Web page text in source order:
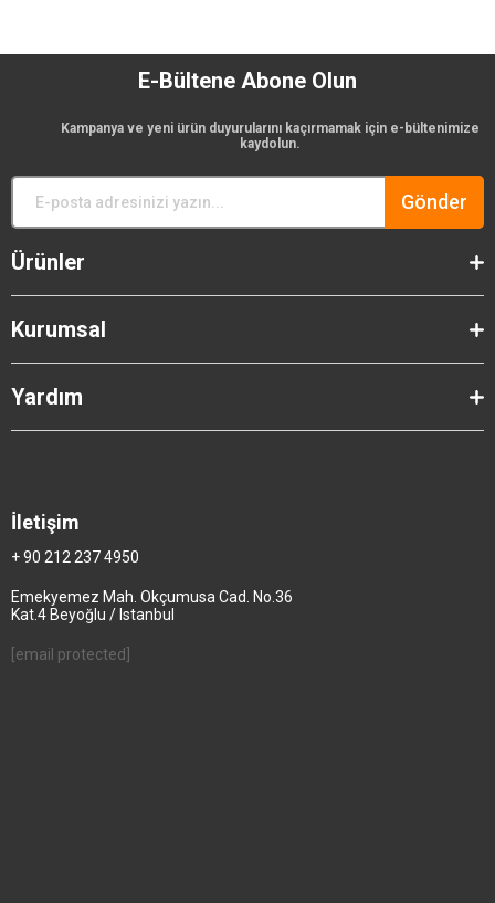
E-Bültene Abone Olun
Kampanya ve yeni ürün duyurularını kaçırmamak için e-bültenimize
kaydolun.
Gönder
Ürünler
Kurumsal
Yardım
İletişim
+ 90 212 237 4950
Emekyemez Mah. Okçumusa Cad. No.36
Kat.4 Beyoğlu / Istanbul
[email protected]